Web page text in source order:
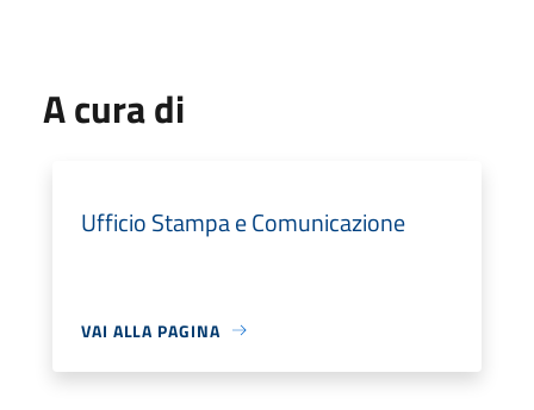
A cura di
Ufficio Stampa e Comunicazione
VAI ALLA PAGINA